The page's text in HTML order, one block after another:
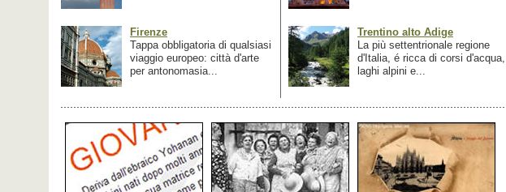
Firenze
Tappa obbligatoria di qualsiasi
viaggio europeo: città d'arte
per antonomasia...
Trentino alto Adige
La più settentrionale regione
d'Italia, é ricca di corsi d'acqua,
laghi alpini e...